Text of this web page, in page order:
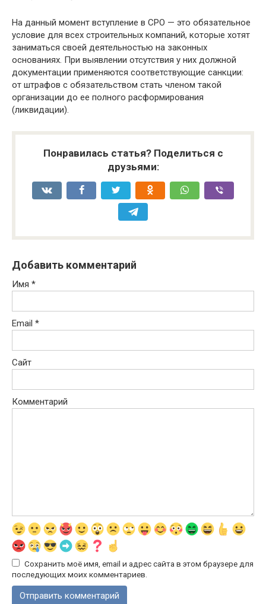
На данный момент вступление в СРО — это обязательное
условие для всех строительных компаний, которые хотят
заниматься своей деятельностью на законных
основаниях. При выявлении отсутствия у них должной
документации применяются соответствующие санкции:
от штрафов с обязательством стать членом такой
организации до ее полного расформирования
(ликвидации).
Понравилась статья? Поделиться с
друзьями:
Добавить комментарий
Имя *
Email *
Сайт
Комментарий
Сохранить моё имя, email и адрес сайта в этом браузере для
последующих моих комментариев.